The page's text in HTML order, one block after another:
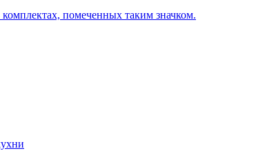
помеченных таким значком.